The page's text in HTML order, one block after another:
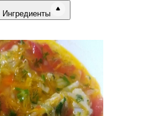
Ингредиенты